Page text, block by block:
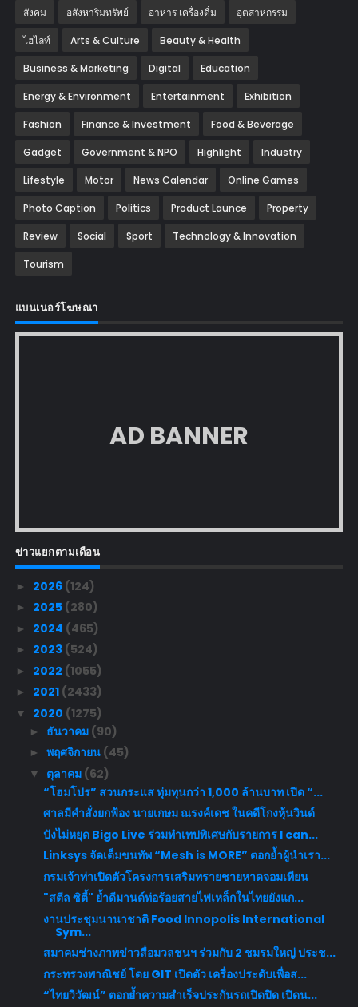
สังคม อสังหาริมทรัพย์ อาหาร เครื่องดื่ม อุตสาหกรรม
ไฮไลท์ Arts & Culture Beauty & Health
Business & Marketing Digital Education
Energy & Environment Entertainment Exhibition
Fashion Finance & Investment Food & Beverage
Gadget Government & NPO Highlight Industry
Lifestyle Motor News Calendar Online Games
Photo Caption Politics Product Launce Property
Review Social Sport Technology & Innovation
Tourism
แบนเนอร์โฆษณา
AD BANNER
ข่าวแยกตามเดือน
► 2026 (124)
► 2025 (280)
► 2024 (465)
► 2023 (524)
► 2022 (1055)
► 2021 (2433)
▼ 2020 (1275)
► ธันวาคม (90)
► พฤศจิกายน (45)
▼ ตุลาคม (62)
“โฮมโปร” สวนกระแส ทุ่มทุนกว่า 1,000 ล้านบาท เปิด “...
ศาลมีคำสั่งยกฟ้อง นายเกษม ณรงค์เดช ในคดีโกงหุ้นวินด์
ปังไม่หยุด Bigo Live ร่วมทำเทปพิเศษกับรายการ I can...
Linksys จัดเต็มขนทัพ “Mesh is MORE” ตอกย้ำผู้นำเรา...
กรมเจ้าท่าเปิดตัวโครงการเสริมทรายชายหาดจอมเทียน
"สตีล ซิตี้" ย้ำดีมานด์ท่อร้อยสายไฟเหล็กในไทยยังแก...
งานประชุมนานาชาติ Food Innopolis International
Sym...
สมาคมช่างภาพข่าวสื่อมวลชนฯ ร่วมกับ 2 ชมรมใหญ่ ประช...
กระทรวงพาณิชย์ โดย GIT เปิดตัว เครื่องประดับเพื่อส...
“ไทยวิวัฒน์” ตอกย้ำความสำเร็จประกันรถเปิดปิด เปิดน...